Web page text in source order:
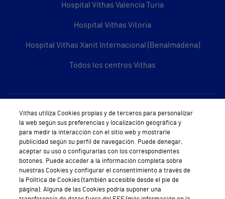
Hospital Vithas Valencia Turia
Hospital Vithas Vitoria
Hospital Vithas Xanit Internacional (Benalmádena)
Todos los centros Vithas
Sobre Vithas
Quiénes somos
Trabajar en Vithas
Teléfono Cita Médica
Teléfono Atención al Cliente
Vithas utiliza Cookies propias y de terceros para personalizar
la web según sus preferencias y localización geográfica y
para medir la interacción con el sitio web y mostrarle
publicidad según su perfil de navegación. Puede denegar,
aceptar su uso o configurarlas con los correspondientes
botones. Puede acceder a la información completa sobre
nuestras Cookies y configurar el consentimiento a través de
la Política de Cookies (también accesible desde el pie de
página). Alguna de las Cookies podría suponer una